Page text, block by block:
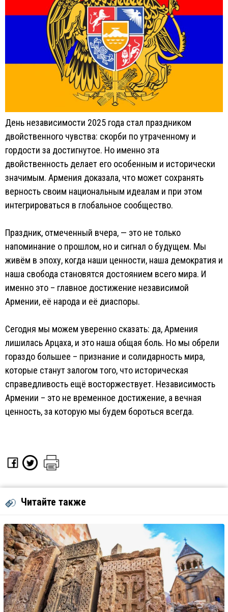
День независимости 2025 года стал праздником
двойственного чувства: скорби по утраченному и
гордости за достигнутое. Но именно эта
двойственность делает его особенным и исторически
значимым. Армения доказала, что может сохранять
верность своим национальным идеалам и при этом
интегрироваться в глобальное сообщество.
Праздник, отмеченный вчера, — это не только
напоминание о прошлом, но и сигнал о будущем. Мы
живём в эпоху, когда наши ценности, наша демократия и
наша свобода становятся достоянием всего мира. И
именно это – главное достижение независимой
Армении, её народа и её диаспоры.
Сегодня мы можем уверенно сказать: да, Армения
лишилась Арцаха, и это наша общая боль. Но мы обрели
гораздо большее – признание и солидарность мира,
которые станут залогом того, что историческая
справедливость ещё восторжествует. Независимость
Армении – это не временное достижение, а вечная
ценность, за которую мы будем бороться всегда.
Читайте также